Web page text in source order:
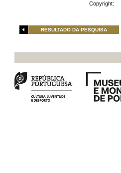
Copyright:
RESULTADO DA PESQUISA